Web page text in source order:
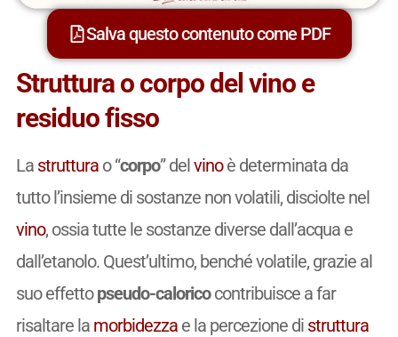
Salva questo contenuto come PDF
Struttura o corpo del vino e
residuo fisso
La strutturao “corpo” delvinoè determinata da
tutto l’insieme di sostanze non volatili, disciolte nel
vino, ossia tutte le sostanze diverse dall’acqua e
dall’etanolo. Quest’ultimo, benché volatile, grazie al
suo effettopseudo-caloricocontribuisce a far
risaltare la morbidezzae la percezione di struttura